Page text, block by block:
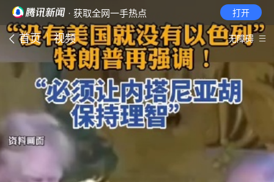
· 获取全网一手热点 打开
首页 视频 无障碍